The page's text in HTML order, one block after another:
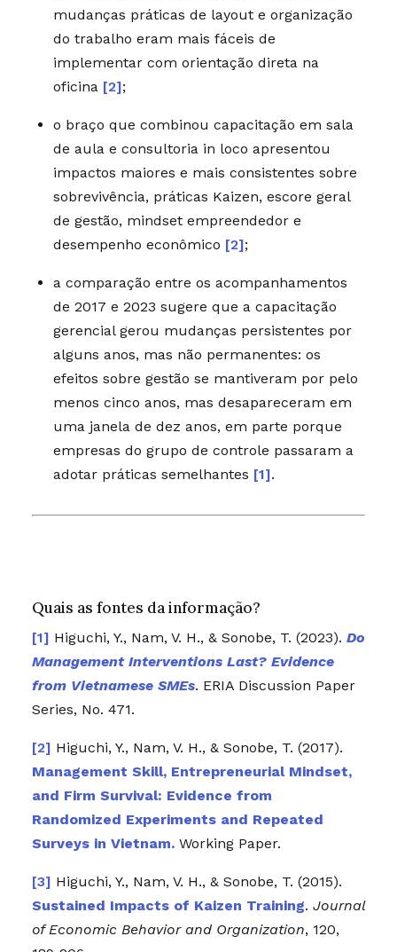
mudanças práticas de layout e organização
do trabalho eram mais fáceis de
implementar com orientação direta na
oficina [2];
o braço que combinou capacitação em sala
de aula e consultoria in loco apresentou
impactos maiores e mais consistentes sobre
sobrevivência, práticas Kaizen, escore geral
de gestão, mindset empreendedor e
desempenho econômico [2];
a comparação entre os acompanhamentos
de 2017 e 2023 sugere que a capacitação
gerencial gerou mudanças persistentes por
alguns anos, mas não permanentes: os
efeitos sobre gestão se mantiveram por pelo
menos cinco anos, mas desapareceram em
uma janela de dez anos, em parte porque
empresas do grupo de controle passaram a
adotar práticas semelhantes [1].
Quais as fontes da informação?
Higuchi, Y., Nam, V. H., & Sonobe, T. (2023). Do
Management Interventions Last? Evidence
from Vietnamese SMEs. ERIA Discussion Paper
Series, No. 471.
Higuchi, Y., Nam, V. H., & Sonobe, T. (2017).
Management Skill, Entrepreneurial Mindset,
and Firm Survival: Evidence from
Randomized Experiments and Repeated
Surveys in Vietnam.Working Paper.
Higuchi, Y., Nam, V. H., & Sonobe, T. (2015).
Sustained Impacts of Kaizen Training. Journal
of Economic Behavior and Organization, 120,